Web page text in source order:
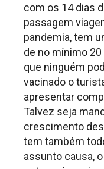
com os 14 dias
passagem
pandemia, tem
de no mínimo 20
que ninguém
vacinado o
apresentar
Talvez seja
crescimento
tem também
assunto causa,